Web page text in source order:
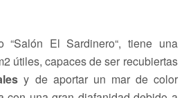
“Salón El Sardinero“, tiene una
útiles, capaces de ser recubiertas
y de aportar un mar de color